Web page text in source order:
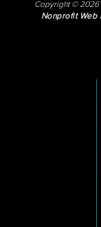
Copyright © 2026
Nonprofit Web